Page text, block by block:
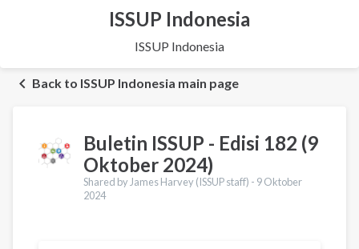
ISSUP Indonesia
ISSUP Indonesia
Back to ISSUP Indonesia main page
Buletin ISSUP - Edisi 182 (9
Oktober 2024)
Shared by James Harvey (ISSUP staff) - 9 Oktober
2024